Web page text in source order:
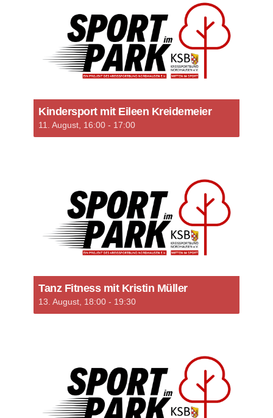
Kindersport mit Eileen Kreidemeier
11. August, 16:00 - 17:00
Tanz Fitness mit Kristin Müller
13. August, 18:00 - 19:30